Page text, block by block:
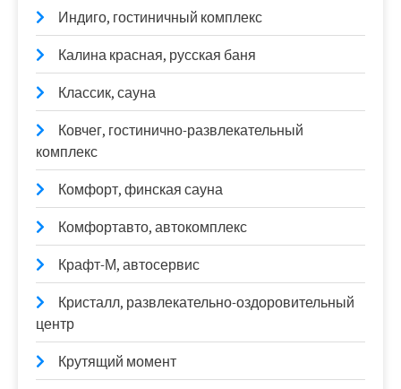
Индиго, гостиничный комплекс
Калина красная, русская баня
Классик, сауна
Ковчег, гостинично-развлекательный
комплекс
Комфорт, финская сауна
Комфортавто, автокомплекс
Крафт-М, автосервис
Кристалл, развлекательно-оздоровительный
центр
Крутящий момент